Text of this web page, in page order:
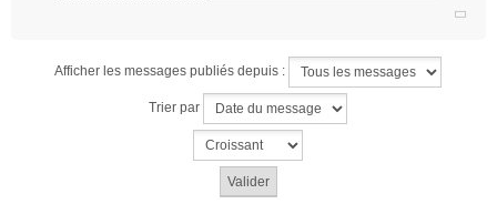
Afficher les messages publiés depuis :
Trier par